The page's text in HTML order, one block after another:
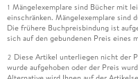
1 Mängelexemplare sind Bücher mit
einschränken. Mängelexemplare sind
Die frühere Buchpreisbindung ist
sich auf den gebundenen Preis eines
2 Diese Artikel unterliegen nicht der
wurde aufgehoben oder der Preis